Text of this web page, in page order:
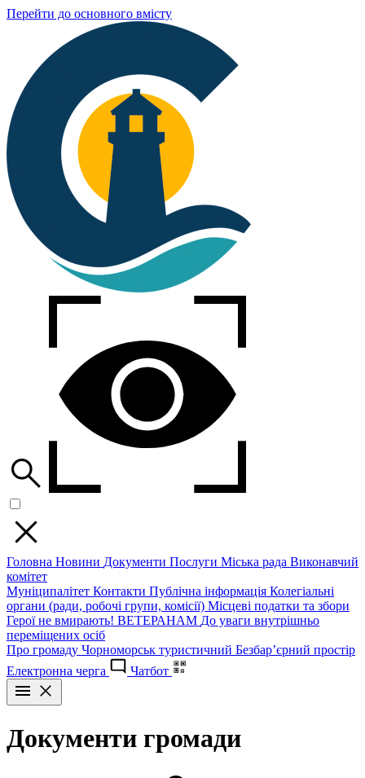
Перейти до основного вмісту
Головна Новини Документи Послуги Міська рада Виконавчий
комітет
Муніципалітет Контакти Публічна інформація Колегіальні
органи (ради, робочі групи, комісії) Місцеві податки та збори
Герої не вмирають! ВЕТЕРАНАМ До уваги внутрішньо
переміщених осіб
Про громаду Чорноморськ туристичний Безбар’єрний простір
Електронна черга
Чатбот
Документи громади